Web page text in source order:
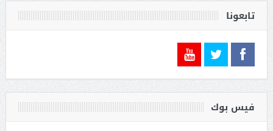
تابعونا
فيس بوك